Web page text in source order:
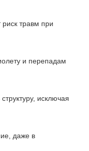
травм при
и перепадам
исключая
даже в